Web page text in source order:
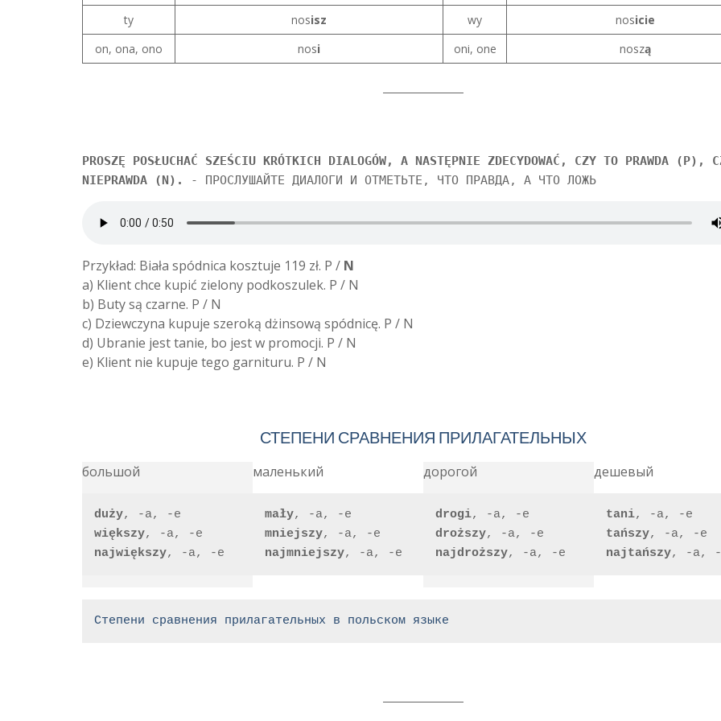
ty nosisz wy nosicie
on, ona, ono
nosi oni, one noszą
PROSZĘ POSŁUCHAĆ SZEŚCIU KRÓTKICH DIALOGÓW, A NASTĘPNIE ZDECYDOWAĆ, CZY TO PRAWDA (P),
NIEPRAWDA (N).
- ПРОСЛУШАЙТЕ ДИАЛОГИ И ОТМЕТЬТЕ, ЧТО ПРАВДА, А ЧТО ЛОЖЬ
Przykład: Biała spódnica kosztuje 119 zł. P / N
a) Klient chce kupić zielony podkoszulek. P / N
b) Buty są czarne. P / N
c) Dziewczyna kupuje szeroką dżinsową spódnicę. P / N
d) Ubranie jest tanie, bo jest w promocji. P / N
e) Klient nie kupuje tego garnituru. P / N
СТЕПЕНИ СРАВНЕНИЯ ПРИЛАГАТЕЛЬНЫХ
большой
duży, -a, -e
większy, -a, -e
największy, -a, -e
маленький
mały, -a, -e
mniejszy, -a, -e
najmniejszy, -a, -e
дорогой
drogi, -a, -e
droższy, -a, -e
najdroższy, -a, -e
дешевый
tani, -a, -e
tańszy, -a, -e
najtańszy, -a, -
Степени сравнения прилагательных в польском языке